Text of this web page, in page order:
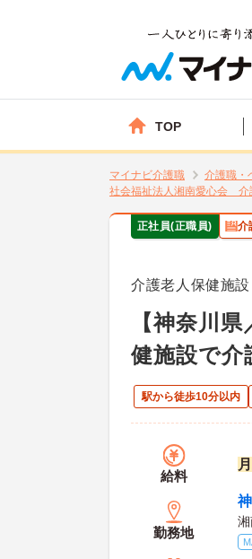
TOP
マイナビ介護職 介護職・
社会福祉法人湘南愛心会 介
正社員(正職員) 介
介護老人保健施
【神奈川
健施設で介
駅から徒歩10分以内
給料
勤務地